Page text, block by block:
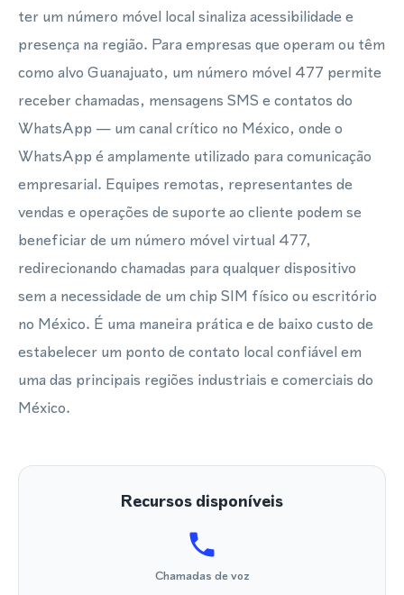
ter um número móvel local sinaliza acessibilidade e
presença na região. Para empresas que operam ou têm
como alvo Guanajuato, um número móvel 477 permite
receber chamadas, mensagens SMS e contatos do
WhatsApp — um canal crítico no México, onde o
WhatsApp é amplamente utilizado para comunicação
empresarial. Equipes remotas, representantes de
vendas e operações de suporte ao cliente podem se
beneficiar de um número móvel virtual 477,
redirecionando chamadas para qualquer dispositivo
sem a necessidade de um chip SIM físico ou escritório
no México. É uma maneira prática e de baixo custo de
estabelecer um ponto de contato local confiável em
uma das principais regiões industriais e comerciais do
México.
Recursos disponíveis
Chamadas de voz